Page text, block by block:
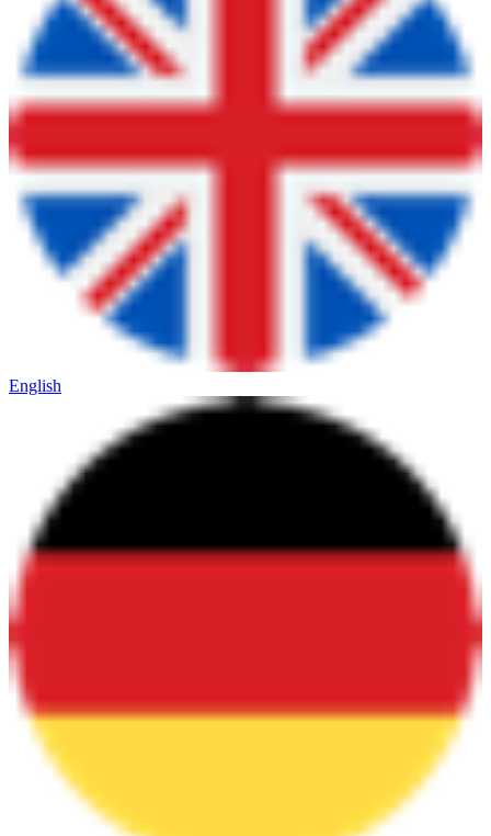
English